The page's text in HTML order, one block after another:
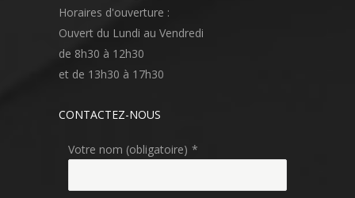
Horaires d'ouverture :
Ouvert du Lundi au Vendredi
de 8h30 à 12h30
et de 13h30 à 17h30
CONTACTEZ-NOUS
Votre nom (obligatoire) *